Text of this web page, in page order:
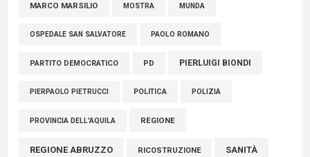
MARCO MARSILIO MOSTRA MUNDA
OSPEDALE SAN SALVATORE PAOLO ROMANO
PARTITO DEMOCRATICO PD PIERLUIGI BIONDI
PIERPAOLO PIETRUCCI POLITICA POLIZIA
PROVINCIA DELL'AQUILA REGIONE
REGIONE ABRUZZO RICOSTRUZIONE SANITÀ